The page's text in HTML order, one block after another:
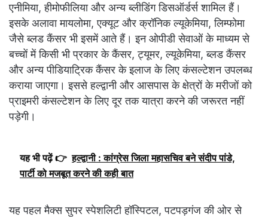
एनीमिया, हीमोफीलिया और अन्य ब्लीडिंग डिसऑर्डर्स शामिल हैं।
इसके अलावा मायलोमा, एक्यूट और क्रॉनिक ल्यूकेमिया, लिम्फोमा
जैसे ब्लड कैंसर भी इसमें आते हैं। इन ओपीडी सेवाओं के माध्यम से
बच्चों में किसी भी प्रकार के कैंसर, ट्यूमर, ल्यूकेमिया, ब्लड कैंसर
और अन्य पीडियाट्रिक कैंसर के इलाज के लिए कंसल्टेशन उपलब्ध
कराया जाएगा। इससे हल्द्वानी और आसपास के क्षेत्रों के मरीजों को
प्राइमरी कंसल्टेशन के लिए दूर तक यात्रा करने की जरूरत नहीं
पड़ेगी।
यह भी पढ़ें 👉 हल्द्वानी : कांग्रेस जिला महासचिव बने संदीप पांडे,
पार्टी को मजबूत करने की कही बात
यह पहल मैक्स सुपर स्पेशलिटी हॉस्पिटल, पटपड़गंज की ओर से